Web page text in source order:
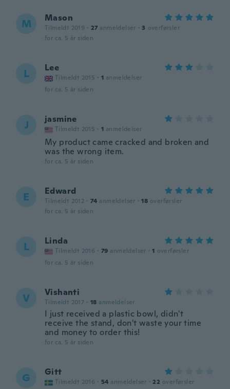
M Mason
Tilmeldt 2019 · 27 anmeldelser · 3 overførsler
for ca. 5 år siden
L Lee
Tilmeldt 2015 · 1 anmeldelser
for ca. 5 år siden
J jasmine
Tilmeldt 2015 · 1 anmeldelser
My product came cracked and broken and
was the wrong item.
for ca. 5 år siden
E Edward
Tilmeldt 2012 · 74 anmeldelser · 18 overførsler
for ca. 5 år siden
L Linda
Tilmeldt 2016 · 79 anmeldelser · 1 overførsler
for ca. 5 år siden
V Vishanti
Tilmeldt 2017 · 18 anmeldelser
I just received a plastic bowl, didn't
receive the stand, don't waste your time
and money to order this!
for ca. 5 år siden
G Gitt
Tilmeldt 2016 · 54 anmeldelser · 22 overførsler